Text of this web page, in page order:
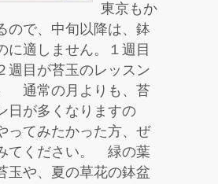
東京もか
ので、中旬以降は、鉢
に適しません。１週目
週目が苔玉のレッスン
通常の月よりも、苔
日が多くなりますの
ってみたかった方、ぜ
てください。 緑の葉
玉や、夏の草花の鉢盆